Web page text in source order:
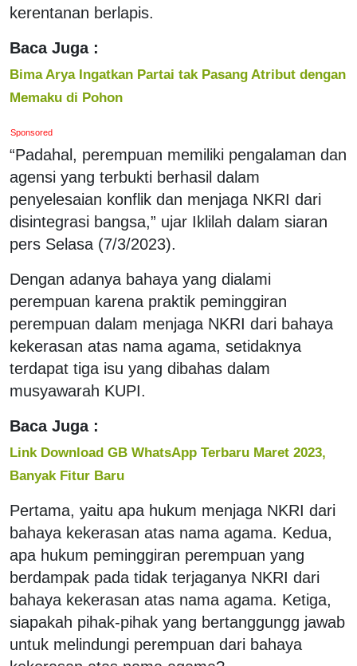
kerentanan berlapis.
Baca Juga :
Bima Arya Ingatkan Partai tak Pasang Atribut dengan
Memaku di Pohon
Sponsored
“Padahal, perempuan memiliki pengalaman dan
agensi yang terbukti berhasil dalam
penyelesaian konflik dan menjaga NKRI dari
disintegrasi bangsa,” ujar Iklilah dalam siaran
pers Selasa (7/3/2023).
Dengan adanya bahaya yang dialami
perempuan karena praktik peminggiran
perempuan dalam menjaga NKRI dari bahaya
kekerasan atas nama agama, setidaknya
terdapat tiga isu yang dibahas dalam
musyawarah KUPI.
Baca Juga :
Link Download GB WhatsApp Terbaru Maret 2023,
Banyak Fitur Baru
Pertama, yaitu apa hukum menjaga NKRI dari
bahaya kekerasan atas nama agama. Kedua,
apa hukum peminggiran perempuan yang
berdampak pada tidak terjaganya NKRI dari
bahaya kekerasan atas nama agama. Ketiga,
siapakah pihak-pihak yang bertanggungg jawab
untuk melindungi perempuan dari bahaya